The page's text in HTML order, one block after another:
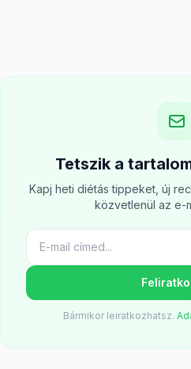
Tetszik a
Kapj heti diétás tippeket, új
közvetlenül az e-
Bármikor leiratkozhatsz.